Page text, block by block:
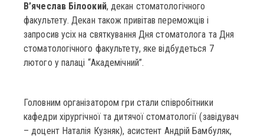
В’ячеслав Білоокий, декан стоматологічного
факультету. Декан також привітав переможців і
запросив усіх на святкування Дня стоматолога та Дня
стоматологічного факультету, яке відбудеться 7
лютого у палаці “Академічний”.
Головним організатором гри стали співробітники
кафедри хірургічної та дитячої стоматології (завідувач
– доцент Наталія Кузняк), асистент Андрій Бамбуляк,